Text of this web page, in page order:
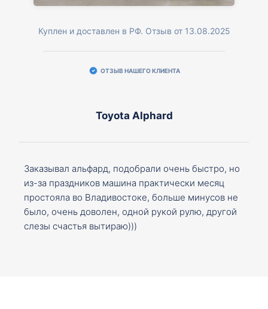
Куплен и доставлен в РФ. Отзыв от 13.08.2025
ОТЗЫВ НАШЕГО КЛИЕНТА
Toyota Alphard
Заказывал альфард, подобрали очень быстро, но
из-за праздников машина практически месяц
простояла во Владивостоке, больше минусов не
было, очень доволен, одной рукой рулю, другой
слезы счастья вытираю)))